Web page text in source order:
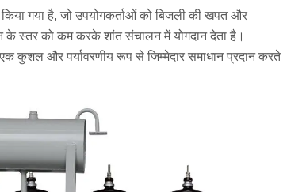
गया है, जो उपयोगकर्ताओं को बिजली की खपत और
स्तर को कम करके शांत संचालन में योगदान देता है।
कुशल और पर्यावरणीय रूप से जिम्मेदार समाधान प्रदान करते